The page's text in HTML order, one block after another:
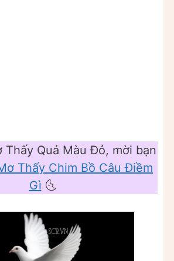
Thấy Quả Màu Đỏ, mời bạn
Thấy Chim Bồ Câu Điềm
Gì 🌜